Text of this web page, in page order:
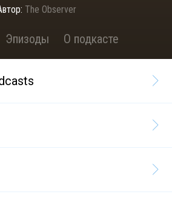
The Observer
Эпизоды О подкасте